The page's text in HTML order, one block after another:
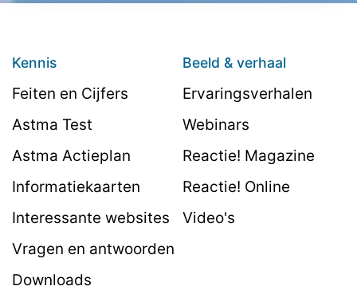
Kennis
Feiten en Cijfers
Astma Test
Astma Actieplan
Informatiekaarten
Interessante websites
Vragen en antwoorden
Downloads
Beeld & verhaal
Ervaringsverhalen
Webinars
Reactie! Magazine
Reactie! Online
Video's